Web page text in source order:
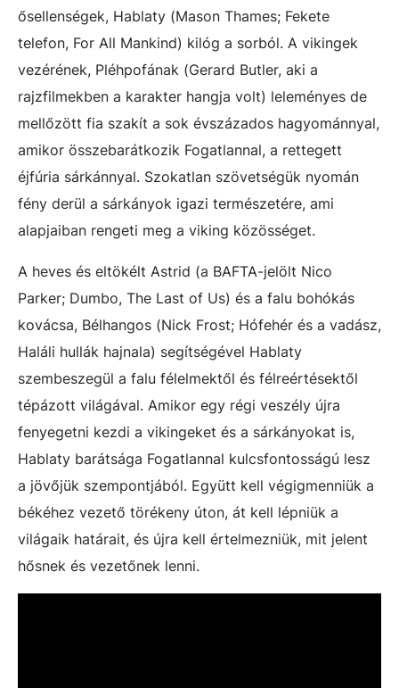
ősellenségek, Hablaty (Mason Thames; Fekete
telefon, For All Mankind) kilóg a sorból. A vikingek
vezérének, Pléhpofának (Gerard Butler, aki a
rajzfilmekben a karakter hangja volt) leleményes de
mellőzött fia szakít a sok évszázados hagyománnyal,
amikor összebarátkozik Fogatlannal, a rettegett
éjfúria sárkánnyal. Szokatlan szövetségük nyomán
fény derül a sárkányok igazi természetére, ami
alapjaiban rengeti meg a viking közösséget.
A heves és eltökélt Astrid (a BAFTA-jelölt Nico
Parker; Dumbo, The Last of Us) és a falu bohókás
kovácsa, Bélhangos (Nick Frost; Hófehér és a vadász,
Haláli hullák hajnala) segítségével Hablaty
szembeszegül a falu félelmektől és félreértésektől
tépázott világával. Amikor egy régi veszély újra
fenyegetni kezdi a vikingeket és a sárkányokat is,
Hablaty barátsága Fogatlannal kulcsfontosságú lesz
a jövőjük szempontjából. Együtt kell végigmenniük a
békéhez vezető törékeny úton, át kell lépniük a
világaik határait, és újra kell értelmezniük, mit jelent
hősnek és vezetőnek lenni.